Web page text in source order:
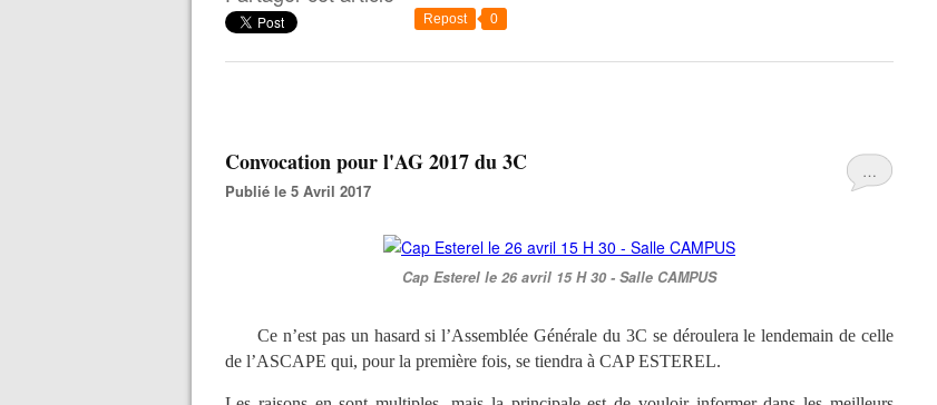
Repost 0
…
Convocation pour l'AG 2017 du 3C
Publié le 5 Avril 2017
Cap Esterel le 26 avril 15 H 30 - Salle CAMPUS
Ce n’est pas un hasard si l’Assemblée Générale du 3C se déroulera le lendemain de celle
de l’ASCAPE qui, pour la première fois, se tiendra à CAP ESTEREL.